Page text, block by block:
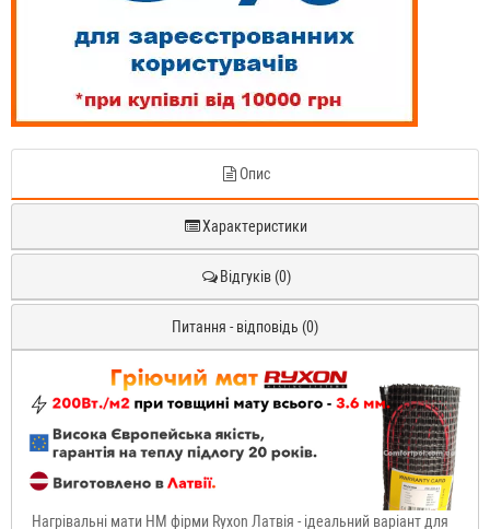
Опис
Характеристики
Відгуків (0)
Питання - відповідь (0)
Нагрівальні мати HM фірми Ryxon Латвія - ідеальний варіант для